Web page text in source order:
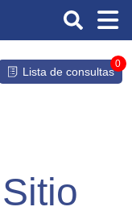
Lista de consultas
0